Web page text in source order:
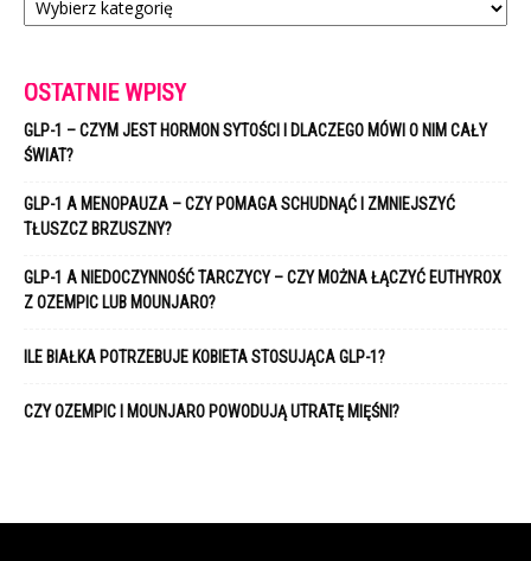
OSTATNIE WPISY
GLP-1 – CZYM JEST HORMON SYTOŚCI I DLACZEGO MÓWI O NIM CAŁY
ŚWIAT?
GLP-1 A MENOPAUZA – CZY POMAGA SCHUDNĄĆ I ZMNIEJSZYĆ
TŁUSZCZ BRZUSZNY?
GLP-1 A NIEDOCZYNNOŚĆ TARCZYCY – CZY MOŻNA ŁĄCZYĆ EUTHYROX
Z OZEMPIC LUB MOUNJARO?
ILE BIAŁKA POTRZEBUJE KOBIETA STOSUJĄCA GLP-1?
CZY OZEMPIC I MOUNJARO POWODUJĄ UTRATĘ MIĘŚNI?